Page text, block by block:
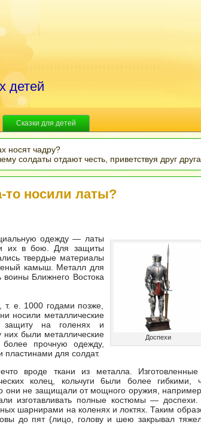
детей
Сказки для детей
носят чадру?
солдаты отдают честь, приветствуя друг
то носили латы?
Доспехи
одежду — латы
их в бою. Для защиты
твердые материалы
камыш. Металл для
воины Ближнего Востока
е. 1000 годами позже,
носили металлические
на голенях и
были металлические
более прочную одежду,
для солдат.
вроде ткани из металла.
колец, кольчуги 6ыли более гибкими,
они не защищали от мощного оружия,
изготавливать полные костюмы —
шарнирами на коленях и локтях. Таким
до пят (лицо, голову и шею закрывал